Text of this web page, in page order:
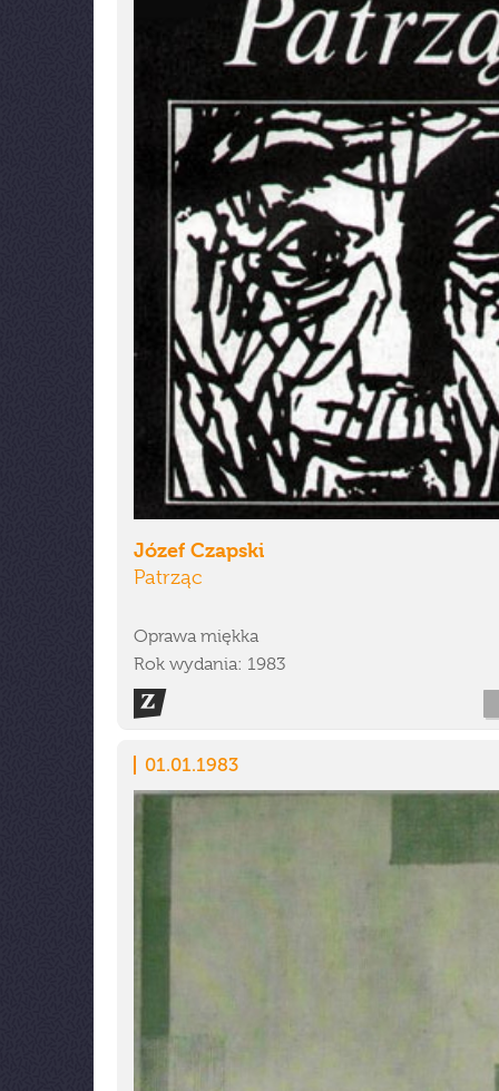
Józef Czapski
Patrząc
Oprawa miękka
Rok wydania: 1983
01.01.1983